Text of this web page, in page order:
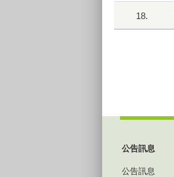
18.
公告訊息
公告訊息